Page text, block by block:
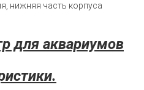
нижняя часть корпуса
для аквариумов